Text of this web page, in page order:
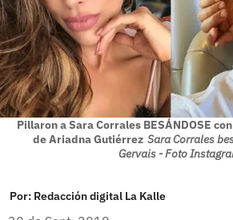
Pillaron a Sara Corrales BESÁNDOSE
de Ariadna Gutiérrez Sara Corrales
Gervais - Foto
Por: Redacción digital La Kalle